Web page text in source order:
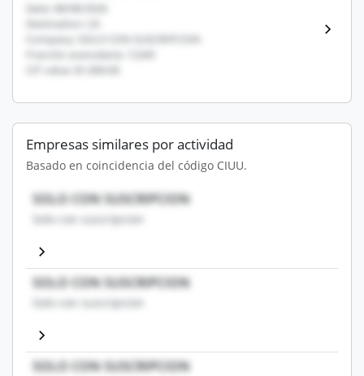
Date: 08/08/2026
Destination: US
Company: SOLO CON SUSCRIPCION
Fracción arancelaria: 12345
CIF value: $1,000.00
Empresas similares por actividad
Basado en coincidencia del código CIUU.
SOLO CON SUSCRIPCION
Solo con suscripcion
SOLO CON SUSCRIPCION
Solo con suscripcion
SOLO CON SUSCRIPCION